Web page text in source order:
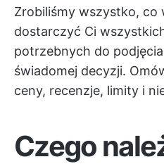
Zrobiliśmy wszystko, co
dostarczyć Ci
potrzebnych do
świadomej decyzji.
ceny, recenzje, limity i
Czego